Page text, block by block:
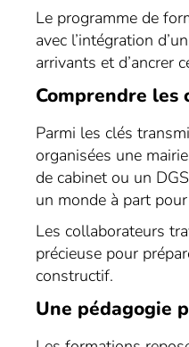
Le programme de
avec l’intégration d’un
arrivants et d’ancrer
Comprendre
Parmi les clés
organisées une
de cabinet ou un
un monde à part
Les collaborateurs
précieuse pour
constructif.
Une pédagogie